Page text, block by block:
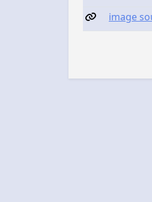
image